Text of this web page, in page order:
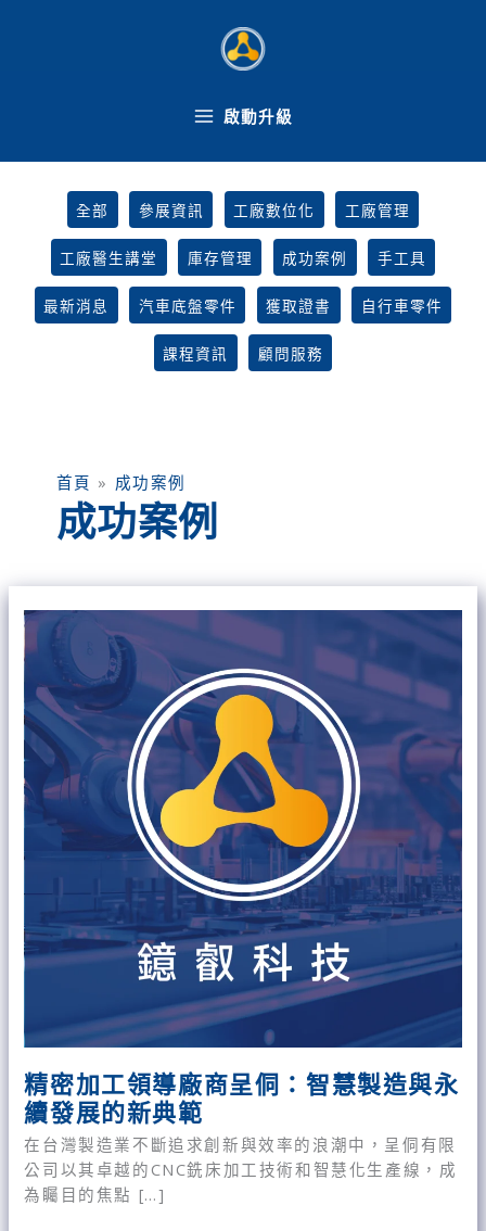
啟動升級
全部 參展資訊 工廠數位化 工廠管理
工廠醫生講堂 庫存管理 成功案例 手工具
最新消息 汽車底盤零件 獲取證書 自行車零件
課程資訊 顧問服務
首頁 » 成功案例
成功案例
精密加工領導廠商呈侗：智慧製造與永
續發展的新典範
在台灣製造業不斷追求創新與效率的浪潮中，呈侗有限
公司以其卓越的CNC銑床加工技術和智慧化生產線，成
為矚目的焦點 […]
密
加
工
領
導
廠
商
呈
侗：
智
製
造
與
永
發
展
的
新
典
範